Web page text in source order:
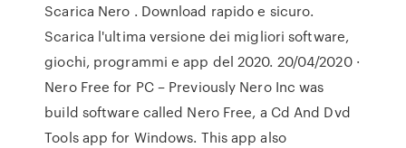
Scarica Nero . Download rapido e sicuro.
Scarica l'ultima versione dei migliori software,
giochi, programmi e app del 2020. 20/04/2020 ·
Nero Free for PC – Previously Nero Inc was
build software called Nero Free, a Cd And Dvd
Tools app for Windows. This app also